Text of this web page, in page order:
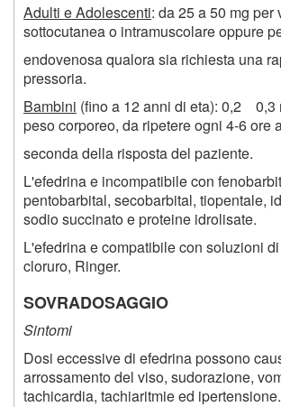
Adulti e Adolescenti: da 25 a 50 mg per
sottocutanea o intramuscolare oppure
endovenosa qualora sia richiesta una
pressoria.
Bambini (fino a 12 anni di eta): 0,2 0,3
peso corporeo, da ripetere ogni 4-6 ore
seconda della risposta del paziente.
L'efedrina e incompatibile con
pentobarbital, secobarbital, tiopentale,
sodio succinato e proteine idrolisate.
L'efedrina e compatibile con soluzioni
cloruro, Ringer.
SOVRADOSAGGIO
Sintomi
Dosi eccessive di efedrina possono
arrossamento del viso, sudorazione,
tachicardia, tachiaritmie ed ipertensione.